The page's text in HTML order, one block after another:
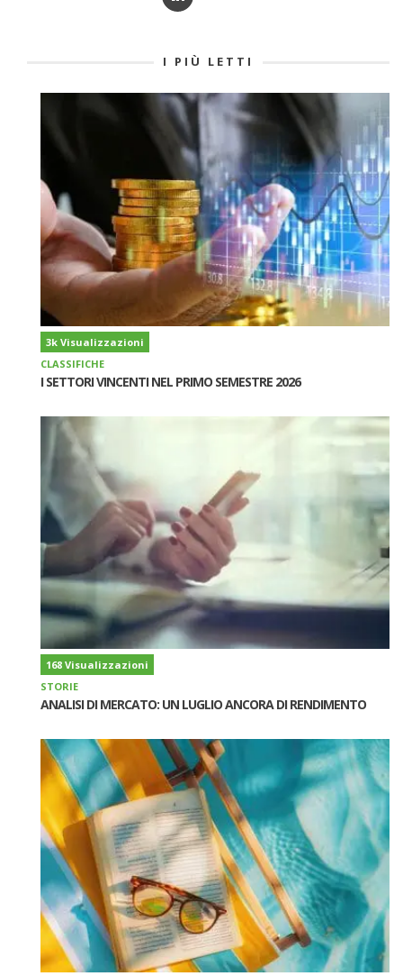
I PIÙ LETTI
3k Visualizzazioni
CLASSIFICHE
I SETTORI VINCENTI NEL PRIMO SEMESTRE 2026
168 Visualizzazioni
STORIE
ANALISI DI MERCATO: UN LUGLIO ANCORA DI RENDIMENTO